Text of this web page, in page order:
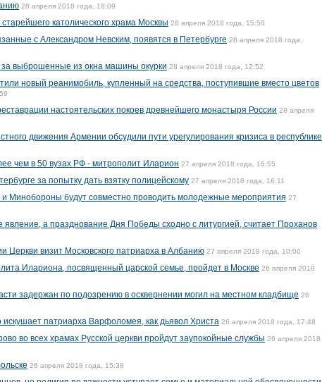
28 апреля 2018 года, 18:09
католического храма Москвы 28 апреля 2018 года, 15:50
с Александром Невским, появятся в Петербурге 28 апреля 2018 года,
выброшенные из окна машины окурки 28 апреля 2018 года, 12:52
новый реанимобиль, купленный на средства, поступившие вместо цветов
настоятельских покоев древнейшего монастыря России 28 апреля
движения Армении обсудили пути урегулирования кризиса в республике
чем в 50 вузах РФ - митрополит Иларион 27 апреля 2018 года, 16:55
за попытку дать взятку полицейскому 27 апреля 2018 года, 16:11
Минобороны будут совместно проводить молодежные мероприятия 27
явление, а празднование Дня Победы сходно с литургией, считает Проханов
Церкви визит Московского патриарха в Албанию 27 апреля 2018 года, 10:00
Илариона, посвященный царской семье, пройдет в Москве 26 апреля 2018
задержан по подозрению в осквернении могил на местном кладбище 26
патриарха Варфоломея, как дьявол Христа 26 апреля 2018 года, 17:48
во всех храмах Русской церкви пройдут заупокойные службы 26 апреля 2018
26 апреля 2018 года, 15:38